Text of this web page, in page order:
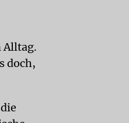
Alltag.
doch,